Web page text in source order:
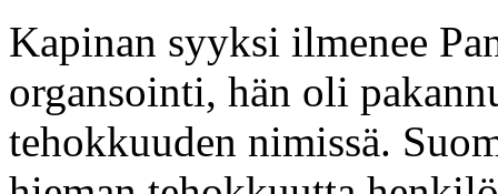
Kapinan syyksi ilmenee
organsointi, hän oli
tehokkuuden nimissä.